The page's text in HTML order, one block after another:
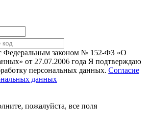
Федеральным законом № 152-ФЗ «О
от 27.07.2006 года Я подтверждаю
персональных данных. Согласие
данных
пожалуйста, все поля